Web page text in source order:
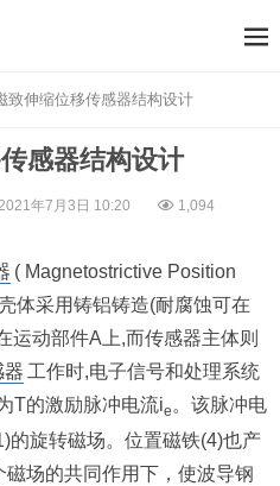
致伸缩位移传感器结构设计
感器结构设计
年7月3日 10:20 1,094
( Magnetostrictive Position
体采用铸铝铸造(耐腐蚀可在
运动部件A上,而传感器主体则
器 工作时,电子信号和处理系统
T的激励脉冲电流ie 。该脉冲电
的旋转磁场。位置磁铁(4)也产
场的共同作用下，使波导钢